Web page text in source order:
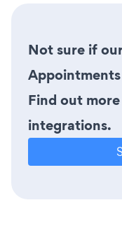
Not sure if
Find out
integrations.